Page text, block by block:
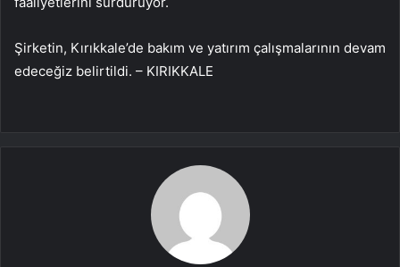
Şirketin, Kırıkkale’de bakım ve yatırım çalışmalarının devam
edeceğiz belirtildi. – KIRIKKALE